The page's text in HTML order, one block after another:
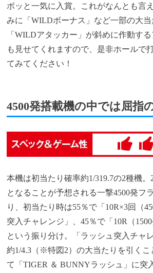
ボッと一気に入賞。これがなんとも言
みに「WILDボーナス」など一部の大
「WILDアタッカー」が斜めに作動す
も見せてくれますので、是非ホールで
てみてください！
4500発搭載機の中では屈指
本機は初当たり確率約1/319.7の2種機。
となることが予想される一撃4500発フ
り、初当たり時は55％で「10R×3回（
突入チャレンジ」、45％で「10R（
という振り分け。「ラッシュ突入チャ
約1/4.3（※特図2）の大当たりを引くこ
て「TIGER ＆ BUNNYラッシュ」に突